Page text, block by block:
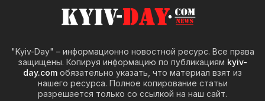
"Kyiv-Day" – информационно новостной ресурс. Все права
защищены. Копируя информацию по публикациям kyiv-
day.com обязательно указать, что материал взят из
нашего ресурса. Полное копирование статьи
разрешается только со ссылкой на наш сайт.